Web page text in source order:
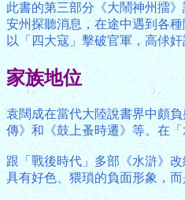
此書的第三部分《大鬧神州擂
安州探聽消息，在途中遇到各
以「四大寇」擊破官軍，高俅
家族地位
袁闊成在當代大陸說書界中頗
傳》和《鼓上蚤時遷》等。在
跟「戰後時代」多部《水滸》
具有好色、猥瑣的負面形象，